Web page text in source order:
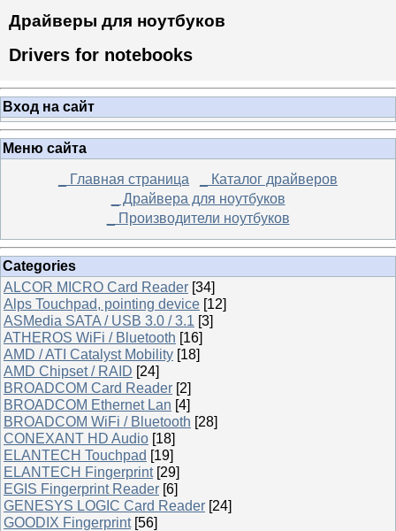
Драйверы для ноутбуков
Drivers for notebooks
Вход на сайт
Меню сайта
_ Главная страница
_ Каталог драйверов
_ Драйвера для ноутбуков
_ Производители ноутбуков
Categories
ALCOR MICRO Card Reader [34]
Alps Touchpad, pointing device [12]
ASMedia SATA / USB 3.0 / 3.1 [3]
ATHEROS WiFi / Bluetooth [16]
AMD / ATI Catalyst Mobility [18]
AMD Chipset / RAID [24]
BROADCOM Card Reader [2]
BROADCOM Ethernet Lan [4]
BROADCOM WiFi / Bluetooth [28]
CONEXANT HD Audio [18]
ELANTECH Touchpad [19]
ELANTECH Fingerprint [29]
EGIS Fingerprint Reader [6]
GENESYS LOGIC Card Reader [24]
GOODIX Fingerprint [56]